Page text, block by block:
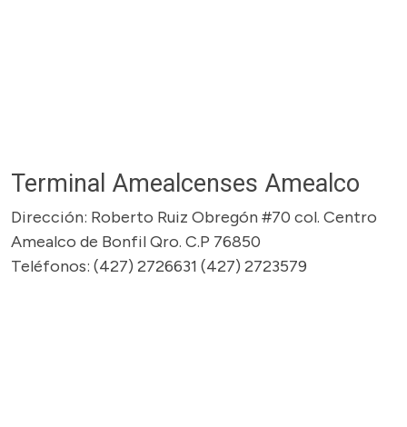
Terminal Amealcenses Amealco
Dirección: Roberto Ruiz Obregón #70 col. Centro
Amealco de Bonfil Qro. C.P 76850
Teléfonos: (427) 2726631 (427) 2723579